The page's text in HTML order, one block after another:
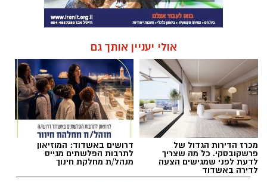
אולי יעניין אותך גם
מכרז הדירות הגדול של
פרשקובסקי. כל מה שצריך
לדעת לפני שמגישים הצעה
לדירה באשדוד
דרושים באשדוד: המוזיאון
לתרבות הפלשתים מגייס
מנהל/ת מחלקת חינוך